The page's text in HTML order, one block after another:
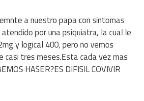
a nuestro papa con sintomas
por una psiquiatra, la cual le
y logical 400, pero no vemos
casi tres meses.Esta cada vez mas
HASER?ES DIFISIL COVIVIR